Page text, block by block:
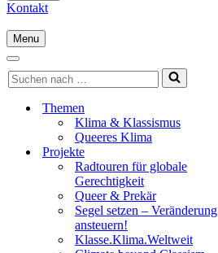
Kontakt
Menu
Navigationsmenü
Navigationsmenü
Suchen
nach …
Themen
Klima & Klassismus
Queeres Klima
Projekte
Radtouren für globale
Gerechtigkeit
Queer & Prekär
Segel setzen – Veränderung
ansteuern!
Klasse.Klima.Weltweit